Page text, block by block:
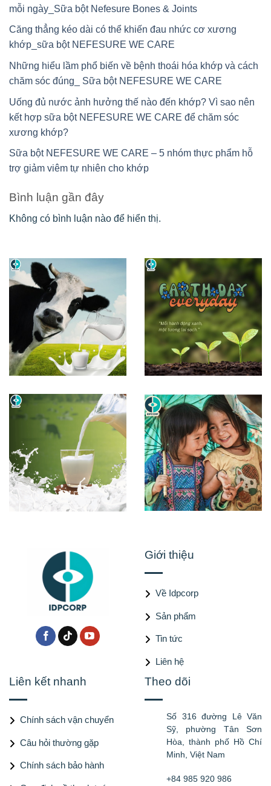
mỗi ngày_Sữa bột Nefesure Bones & Joints
Căng thẳng kéo dài có thể khiến đau nhức cơ xương
khớp_sữa bột NEFESURE WE CARE
Những hiểu lầm phổ biến về bệnh thoái hóa khớp và cách
chăm sóc đúng_ Sữa bột NEFESURE WE CARE
Uống đủ nước ảnh hưởng thế nào đến khớp? Vì sao nên
kết hợp sữa bột NEFESURE WE CARE để chăm sóc
xương khớp?
Sữa bột NEFESURE WE CARE – 5 nhóm thực phẩm hỗ
trợ giảm viêm tự nhiên cho khớp
Bình luận gần đây
Không có bình luận nào để hiển thị.
Giới thiệu
Về Idpcorp
Sản phẩm
Tin tức
Liên hệ
Liên kết nhanh
Chính sách vận chuyển
Câu hỏi thường gặp
Chính sách bảo hành
Theo dõi
Số 316 đường Lê Văn
Sỹ, phường Tân Sơn
Hòa, thành phố Hồ Chí
Minh, Việt Nam
+84 985 920 986